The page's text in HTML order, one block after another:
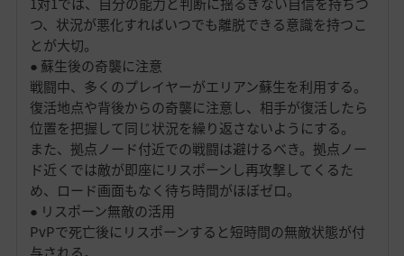
つ、状況が悪化すればいつでも離脱できる意識を持つこ
とが大切。
● 蘇生後の奇襲に注意
戦闘中、多くのプレイヤーがエリアン蘇生を利用する。
復活地点や背後からの奇襲に注意し、相手が復活したら
位置を把握して同じ状況を繰り返さないようにする。
また、拠点ノード付近での戦闘は避けるべき。拠点ノー
ド近くでは敵が即座にリスポーンし再攻撃してくるた
め、ロード画面もなく待ち時間がほぼゼロ。
● リスポーン無敵の活用
PvPで死亡後にリスポーンすると短時間の無敵状態が付